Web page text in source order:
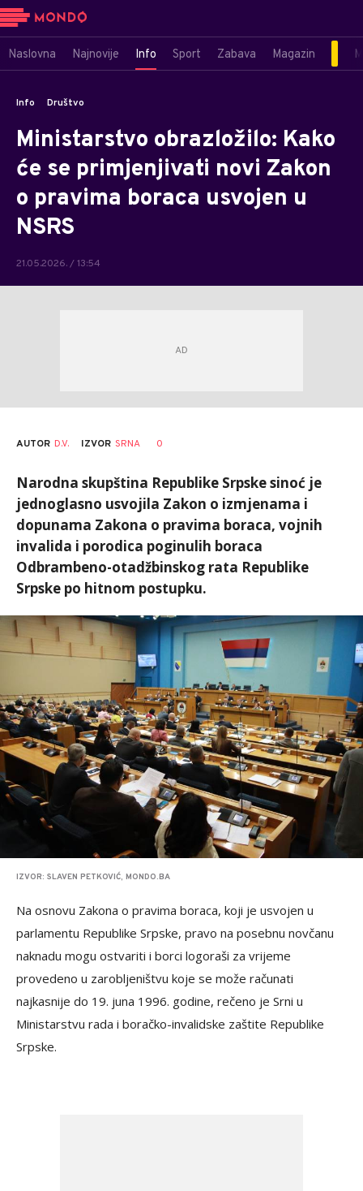
Naslovna Najnovije Info Sport Zabava Magazin
Info Društvo
Ministarstvo obrazložilo: Kako
će se primjenjivati novi Zakon
o pravima boraca usvojen u
NSRS
21.05.2026. / 13:54
AUTOR D.V. IZVOR SRNA 0
Narodna skupština Republike Srpske sinoć je
jednoglasno usvojila Zakon o izmjenama i
dopunama Zakona o pravima boraca, vojnih
invalida i porodica poginulih boraca
Odbrambeno-otadžbinskog rata Republike
Srpske po hitnom postupku.
IZVOR: SLAVEN PETKOVIĆ, MONDO.BA
Na osnovu Zakona o pravima boraca, koji je usvojen u
parlamentu Republike Srpske, pravo na posebnu novčanu
naknadu mogu ostvariti i borci logoraši za vrijeme
provedeno u zarobljeništvu koje se može računati
najkasnije do 19. juna 1996. godine, rečeno je Srni u
Ministarstvu rada i boračko-invalidske zaštite Republike
Srpske.